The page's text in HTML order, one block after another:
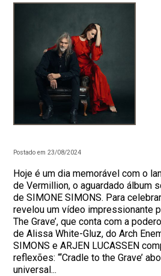
Postado em 23/08/2024
Hoje é um dia memorável com o
de Vermillion, o aguardado álbum
de SIMONE SIMONS. Para
revelou um vídeo impressionante
The Grave’, que conta com a
de Alissa White-Gluz, do Arch
SIMONS e ARJEN LUCASSEN
reflexões: “‘Cradle to the Grave’
universal...